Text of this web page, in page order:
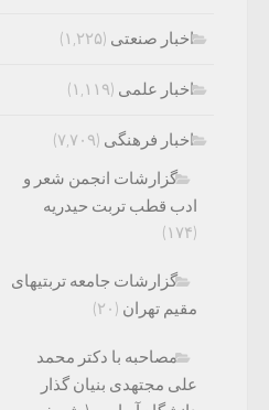
اخبار صنعتی (۱,۲۲۵)
اخبار علمی (۱,۱۱۹)
اخبار فرهنگی (۷,۷۰۹)
گزارشات انجمن شعر و
ادب قطب تربت حیدریه
(۱۷۴)
گزارشات جامعه تربتیهای
مقیم تهران (۲۰)
مصاحبه با دکتر محمد
علی مجتهدی بنیان گذار